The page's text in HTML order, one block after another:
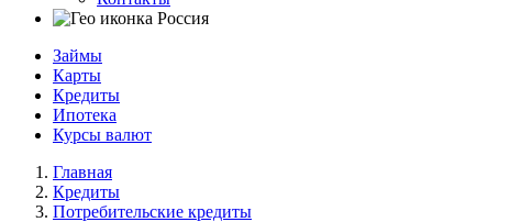
Россия
Займы
Карты
Кредиты
Ипотека
Курсы валют
Главная
Кредиты
Потребительские кредиты